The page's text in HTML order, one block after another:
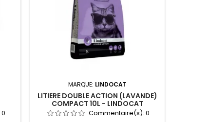
0
MARQUE: LINDOCAT
LITIERE DOUBLE ACTION (LAVANDE)
COMPACT 10L - LINDOCAT
Commentaire(s): 0